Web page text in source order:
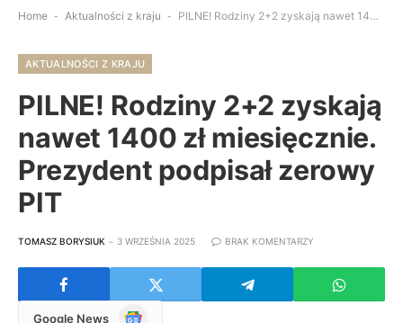
Home - Aktualności z kraju - PILNE! Rodziny 2+2 zyskają nawet 1400 zł miesięcznie. Prezydent podpisał zerowy PIT
AKTUALNOŚCI Z KRAJU
PILNE! Rodziny 2+2 zyskają
nawet 1400 zł miesięcznie.
Prezydent podpisał zerowy
PIT
TOMASZ BORYSIUK 3 WRZEŚNIA 2025 BRAK KOMENTARZY
Google News Google